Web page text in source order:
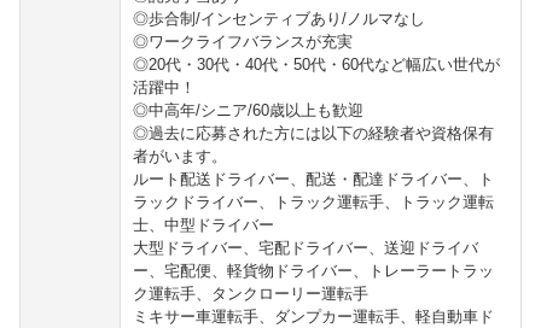
◎歩合制/インセンティブあり/ノルマなし
◎ワークライフバランスが充実
◎20代・30代・40代・50代・60代など幅広い世代が
活躍中！
◎中高年/シニア/60歳以上も歓迎
◎過去に応募された方には以下の経験者や資格保有
者がいます。
ルート配送ドライバー、配送・配達ドライバー、ト
ラックドライバー、トラック運転手、トラック運転
士、中型ドライバー
大型ドライバー、宅配ドライバー、送迎ドライバ
ー、宅配便、軽貨物ドライバー、トレーラートラッ
ク運転手、タンクローリー運転手
ミキサー車運転手、ダンプカー運転手、軽自動車ド